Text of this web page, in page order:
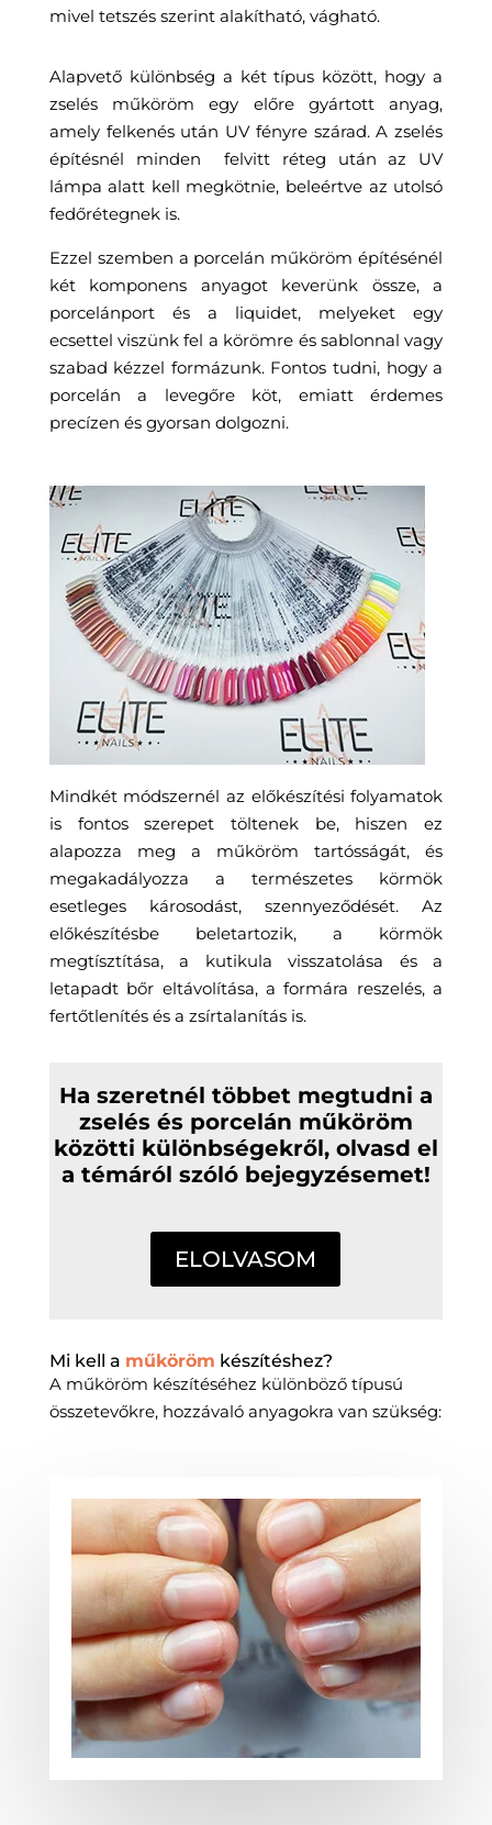
mivel tetszés szerint alakítható, vágható.
Alapvető különbség a két típus között, hogy a
zselés műköröm egy előre gyártott anyag,
amely felkenés után UV fényre szárad. A zselés
építésnél minden felvitt réteg után az UV
lámpa alatt kell megkötnie, beleértve az utolsó
fedőrétegnek is.
Ezzel szemben a porcelán műköröm építésénél
két komponens anyagot keverünk össze, a
porcelánport és a liquidet, melyeket egy
ecsettel viszünk fel a körömre és sablonnal vagy
szabad kézzel formázunk. Fontos tudni, hogy a
porcelán a levegőre köt, emiatt érdemes
precízen és gyorsan dolgozni.
Mindkét módszernél az előkészítési folyamatok
is fontos szerepet töltenek be, hiszen ez
alapozza meg a műköröm tartósságát, és
megakadályozza a természetes körmök
esetleges károsodást, szennyeződését. Az
előkészítésbe beletartozik, a körmök
megtísztítása, a kutikula visszatolása és a
letapadt bőr eltávolítása, a formára reszelés, a
fertőtlenítés és a zsírtalanítás is.
Ha szeretnél többet megtudni a
zselés és porcelán műköröm
közötti különbségekről, olvasd el
a témáról szóló bejegyzésemet!
ELOLVASOM
Mi kell a műköröm készítéshez?
A műköröm készítéséhez különböző típusú
összetevőkre, hozzávaló anyagokra van szükség: